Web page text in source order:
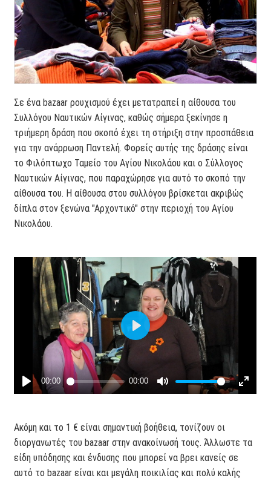
Σε ένα bazaar ρουχισμού έχει μετατραπεί η αίθουσα του
Συλλόγου Ναυτικών Αίγινας, καθώς σήμερα ξεκίνησε η
τριήμερη δράση που σκοπό έχει τη στήριξη στην προσπάθεια
για την ανάρρωση Παντελή. Φορείς αυτής της δράσης είναι
το Φιλόπτωχο Ταμείο του Αγίου Νικολάου και ο Σύλλογος
Ναυτικών Αίγινας, που παραχώρησε για αυτό το σκοπό την
αίθουσα του. Η αίθουσα στου συλλόγου βρίσκεται ακριβώς
δίπλα στον ξενώνα "Αρχοντικό" στην περιοχή του Αγίου
Νικολάου.
Ακόμη και το 1 € είναι σημαντική βοήθεια, τονίζουν οι
διοργανωτές του bazaar στην ανακοίνωσή τους. Άλλωστε τα
είδη υπόδησης και ένδυσης που μπορεί να βρει κανείς σε
αυτό το bazaar είναι και μεγάλη ποικιλίας και πολύ καλής